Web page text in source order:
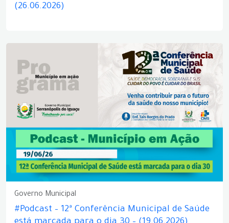
(26.06.2026)
Governo Municipal
#Podcast – 12ª Conferência Municipal de Saúde